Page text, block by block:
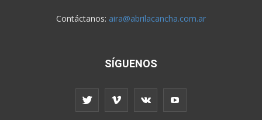
Contáctanos: aira@abrilacancha.com.ar
SÍGUENOS